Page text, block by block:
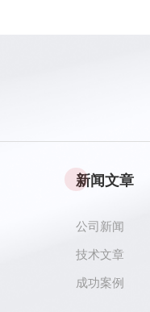
新闻文章
公司新闻
技术文章
成功案例